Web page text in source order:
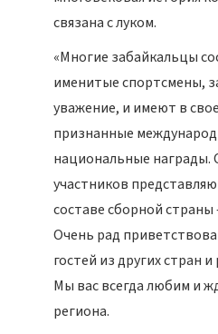
связана с луком.
«Многие забайкальцы
именитые спортсмены,
уважение, и имеют в
признанные
национальные награды.
участников
составе сборной страны
Очень рад
гостей из других стран
Мы вас всегда любим и
региона.